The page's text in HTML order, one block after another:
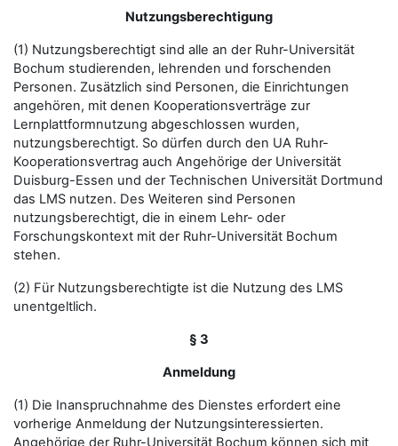
Nutzungsberechtigung
(1) Nutzungsberechtigt sind alle an der Ruhr-Universität
Bochum studierenden, lehrenden und forschenden
Personen. Zusätzlich sind Personen, die Einrichtungen
angehören, mit denen Kooperationsverträge zur
Lernplattformnutzung abgeschlossen wurden,
nutzungsberechtigt. So dürfen durch den UA Ruhr-
Kooperationsvertrag auch Angehörige der Universität
Duisburg-Essen und der Technischen Universität Dortmund
das LMS nutzen. Des Weiteren sind Personen
nutzungsberechtigt, die in einem Lehr- oder
Forschungskontext mit der Ruhr-Universität Bochum
stehen.
(2) Für Nutzungsberechtigte ist die Nutzung des LMS
unentgeltlich.
§ 3
Anmeldung
(1) Die Inanspruchnahme des Dienstes erfordert eine
vorherige Anmeldung der Nutzungsinteressierten.
Angehörige der Ruhr-Universität Bochum können sich mit